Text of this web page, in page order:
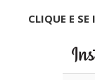
CLIQUE E